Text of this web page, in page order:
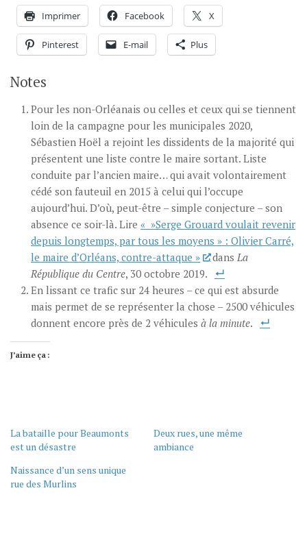
Imprimer Facebook X
Pinterest E-mail Plus
Notes
Pour les non-Orléanais ou celles et ceux qui se tiennent
loin de la campagne pour les municipales 2020,
Sébastien Hoël a rejoint les dissidents de la majorité qui
présentent une liste contre le maire sortant. Liste
conduite par l’ancien maire… qui avait volontairement
cédé son fauteuil en 2015 à celui qui l’occupe
aujourd’hui. D’où, peut-être – simple conjecture – son
absence ce soir-là. Lire « »Serge Grouard voulait revenir
depuis longtemps, par tous les moyens » : Olivier Carré,
le maire d’Orléans, contre-attaque »
dansLa
République du Centre, 30 octobre 2019.
En lissant ce trafic sur 24 heures – ce qui est absurde
mais permet de se représenter la chose – 2500 véhicules
donnent encore près de 2 véhicules à la minute.
J’aime ça :
La bataille pour Beaumonts
est un désastre
Deux rues, une même
ambiance
Naissance d’un sens unique
rue des Murlins